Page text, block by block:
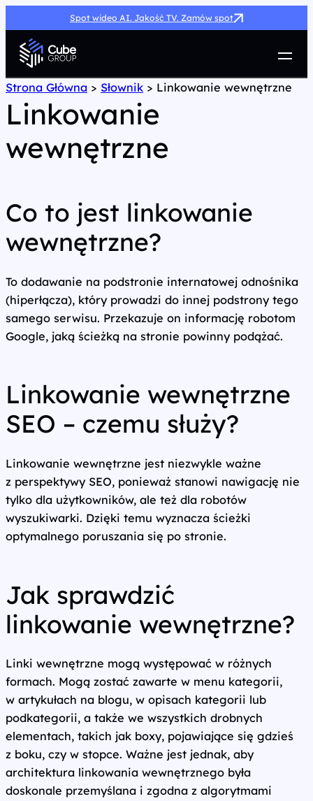
Spot wideo AI. Jakość TV. Zamów spot
Usługi
Jak możemy pomóc
Case Study
Marketing Hub
Kontakt
Strona Główna > Słownik > Linkowanie wewnętrzne
Linkowanie
wewnętrzne
Co to jest linkowanie
wewnętrzne?
To dodawanie na podstronie internatowej odnośnika
(hiperłącza), który prowadzi do innej podstrony tego
samego serwisu. Przekazuje on informację robotom
Google, jaką ścieżką na stronie powinny podążać.
Linkowanie wewnętrzne
SEO – czemu służy?
Linkowanie wewnętrzne jest niezwykle ważne
z perspektywy SEO, ponieważ stanowi nawigację nie
tylko dla użytkowników, ale też dla robotów
wyszukiwarki. Dzięki temu wyznacza ścieżki
optymalnego poruszania się po stronie.
Jak sprawdzić
linkowanie wewnętrzne?
Linki wewnętrzne mogą występować w różnych
formach. Mogą zostać zawarte w menu kategorii,
w artykułach na blogu, w opisach kategorii lub
podkategorii, a także we wszystkich drobnych
elementach, takich jak boxy, pojawiające się gdzieś
z boku, czy w stopce. Ważne jest jednak, aby
architektura linkowania wewnętrznego była
doskonale przemyślana i zgodna z algorytmami